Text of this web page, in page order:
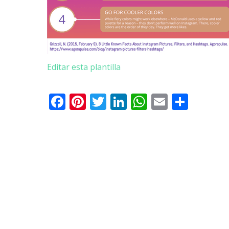
Editar esta plantilla
Facebook
Pinterest
Twitter
LinkedIn
WhatsApp
Email